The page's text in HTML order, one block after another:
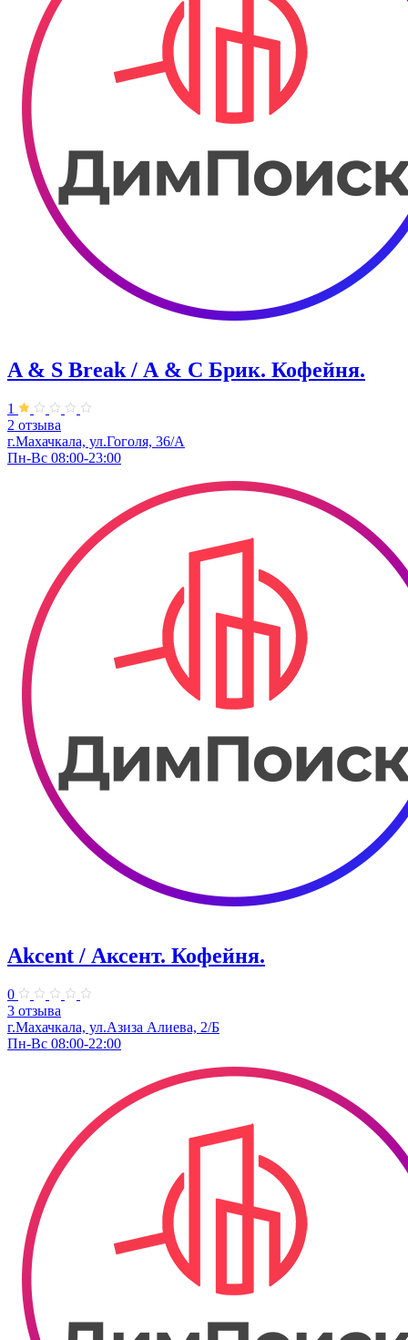
A & S Break / А & С Брик. Кофейня.
1
2 отзыва
г.Махачкала, ул.Гоголя, 36/А
Пн-Вс 08:00-23:00
Akcent / Аксент. Кофейня.
0
3 отзыва
г.Махачкала, ул.Азиза Алиева, 2/Б
Пн-Вс 08:00-22:00